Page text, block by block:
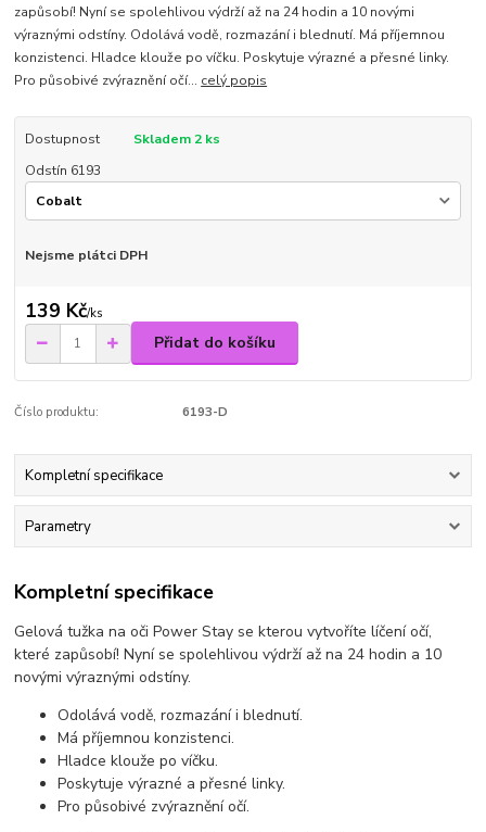
zapůsobí! Nyní se spolehlivou výdrží až na 24 hodin a 10 novými
výraznými odstíny. Odolává vodě, rozmazání i blednutí. Má příjemnou
konzistenci. Hladce klouže po víčku. Poskytuje výrazné a přesné linky.
Pro působivé zvýraznění očí... celý popis
Dostupnost
Skladem 2 ks
Odstín 6193
Nejsme plátci DPH
139 Kč/ks
Přidat do košíku
Číslo produktu: 6193-D
Kompletní specifikace
Parametry
Kompletní specifikace
Gelová tužka na oči Power Stay se kterou vytvoříte líčení očí,
které zapůsobí! Nyní se spolehlivou výdrží až na 24 hodin a 10
novými výraznými odstíny.
Odolává vodě, rozmazání i blednutí.
Má příjemnou konzistenci.
Hladce klouže po víčku.
Poskytuje výrazné a přesné linky.
Pro působivé zvýraznění očí.